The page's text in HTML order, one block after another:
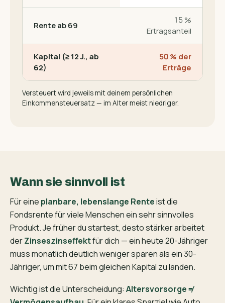
Rente ab 69
15 %
Ertragsanteil
Kapital (≥ 12 J., ab
62)
50 % der
Erträge
Versteuert wird jeweils mit deinem persönlichen
Einkommensteuersatz — im Alter meist niedriger.
Wann sie sinnvoll ist
Für eine planbare, lebenslange Renteist die
Fondsrente für viele Menschen ein sehr sinnvolles
Produkt. Je früher du startest, desto stärker arbeitet
derZinseszinseffektfür dich — ein heute 20-Jähriger
muss monatlich deutlich weniger sparen als ein 30-
Jähriger, um mit 67 beim gleichen Kapital zu landen.
Wichtig ist die Unterscheidung: Altersvorsorge ≠